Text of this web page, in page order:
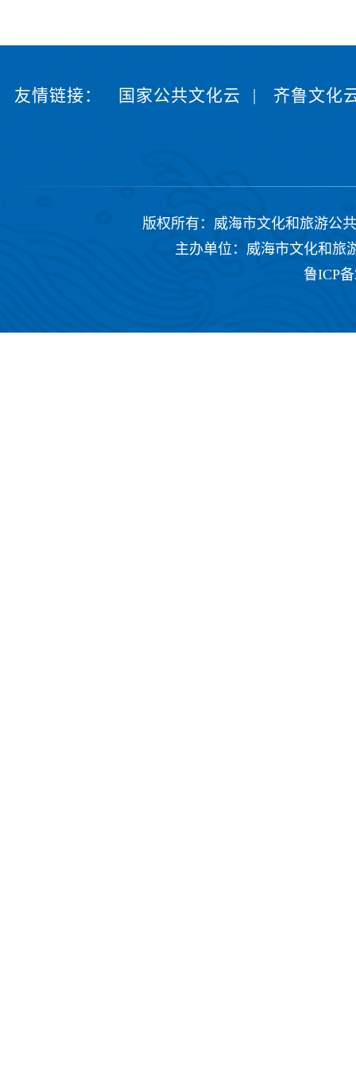
友情链接： 国家公共文化云 | 齐鲁文化
版权所有：威海市文化和旅游公共
主办单位：威海市文化和旅
鲁ICP备